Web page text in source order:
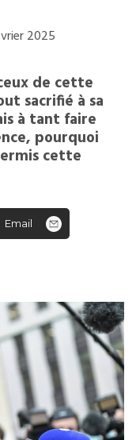
2025
de cette
sacrifié à sa
à tant faire
pourquoi
cette
Email